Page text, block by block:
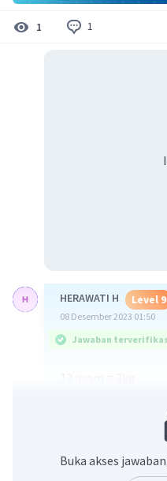
1 1
HERAWATI H Level 9
08 Desember 2023 01:50
Jawaban
12
= 2 kg
Buka akses